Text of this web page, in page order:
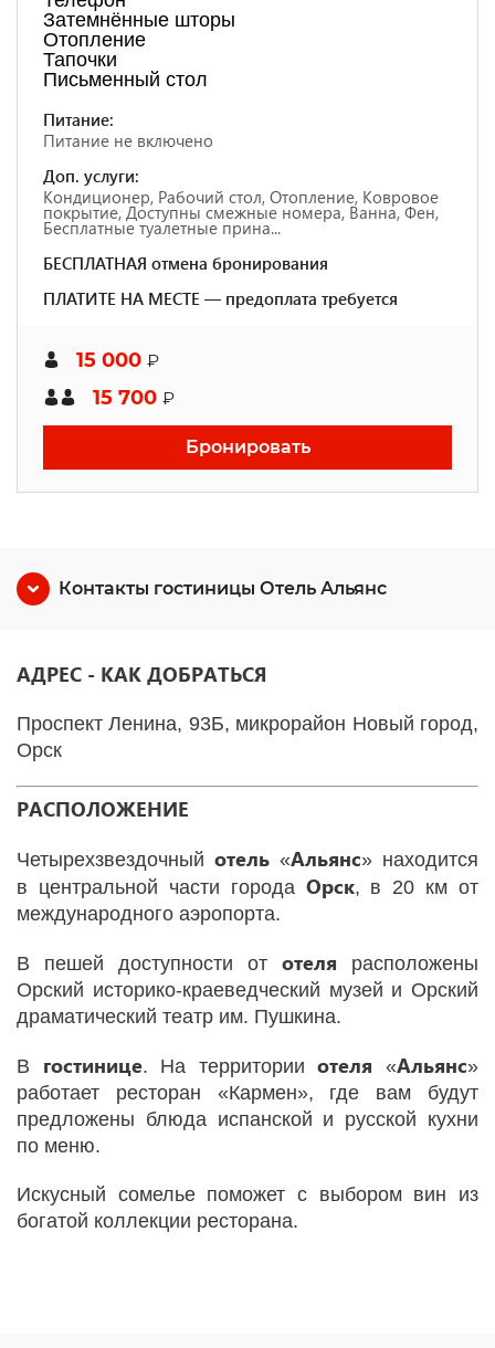
Затемнённые шторы
Отопление
Тапочки
Письменный стол
Питание:
Питание не включено
Доп. услуги:
Кондиционер, Рабочий стол, Отопление, Ковровое
покрытие, Доступны смежные номера, Ванна, Фен,
Бесплатные туалетные прина...
БЕСПЛАТНАЯ отмена бронирования
ПЛАТИТЕ НА МЕСТЕ — предоплата требуется
15 000 ₽
15 700 ₽
Бронировать
Контакты гостиницы Отель Альянс
АДРЕС - КАК ДОБРАТЬСЯ
Проспект Ленина, 93Б, микрорайон Новый город,
Орск
РАСПОЛОЖЕНИЕ
Четырехзвездочный отель «Альянс» находится
в центральной части города Орск, в 20 км от
международного аэропорта.
В пешей доступности от отеля расположены
Орский историко-краеведческий музей и Орский
драматический театр им. Пушкина.
В гостинице. На территорииотеля «Альянс»
работает ресторан «Кармен», где вам будут
предложены блюда испанской и русской кухни
по меню.
Искусный сомелье поможет с выбором вин из
богатой коллекции ресторана.